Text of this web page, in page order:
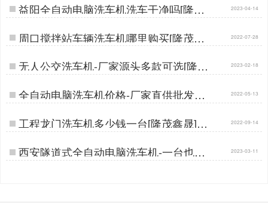
益阳全自动电脑洗车机洗车干净吗[隆茂
鑫晟]…
2023-04-14
周口搅拌站车辆洗车机哪里购买[隆茂鑫
晟]…
2022-07-28
无人公交洗车机-厂家源头多款可选[隆茂
鑫晟]…
2023-02-18
全自动电脑洗车机价格-厂家直供批发价
[隆茂鑫晟]…
2022-05-13
工程龙门洗车机多少钱一台[隆茂鑫晟]… 2022-09-14
西安隧道式全自动电脑洗车机-一台也是
批发价[隆茂鑫晟]…
2023-03-11